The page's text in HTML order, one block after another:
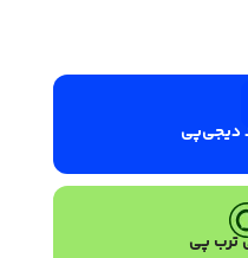
دیجی‌پی
ترب پی